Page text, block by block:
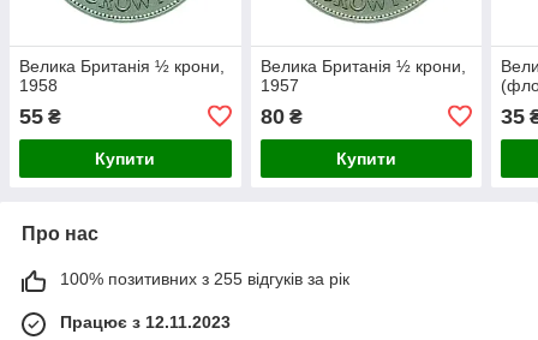
Велика Британія ½ крони,
1958
55 ₴
Купити
Велика Британія ½ крони,
1957
80₴
Купити
35
Про нас
100% позитивних з 255 відгуків за рік
Працює з 12.11.2023